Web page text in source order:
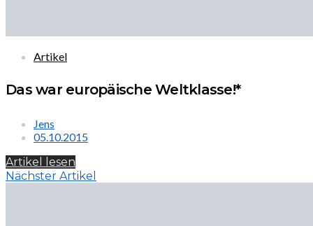
Artikel
Das war europäische Weltklasse!*
Jens
05.10.2015
Artikel lesen
Nächster Artikel